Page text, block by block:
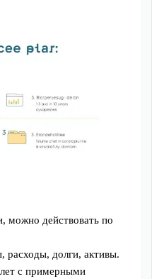
можно действовать по
расходы, долги, активы.
с примерными